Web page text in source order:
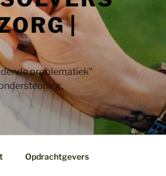
|
problematiek"​
Opdrachtgevers